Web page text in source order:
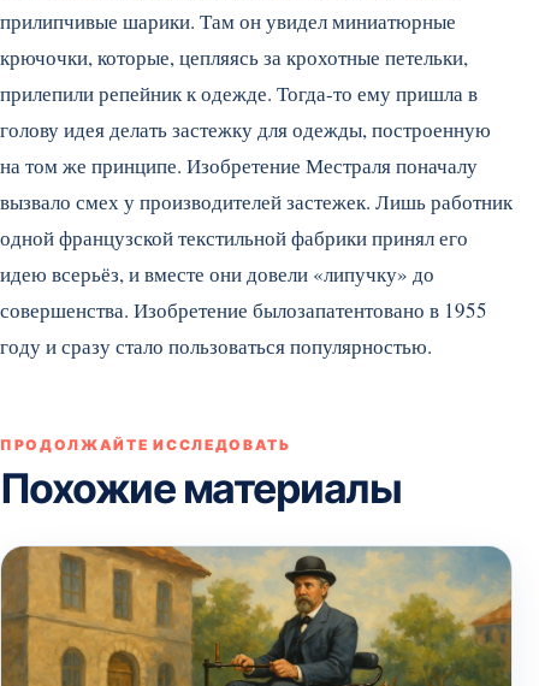
прилипчивые шарики. Там он увидел миниатюрные
крючочки, которые, цепляясь за крохотные петельки,
прилепили репейник к одежде. Тогда-то ему пришла в
голову идея делать застежку для одежды, построенную
на том же принципе. Изобретение Местраля поначалу
вызвало смех у производителей застежек. Лишь работник
одной французской текстильной фабрики принял его
идею всерьёз, и вместе они довели «липучку» до
совершенства. Изобретение былозапатентовано в 1955
году и сразу стало пользоваться популярностью.
ПРОДОЛЖАЙТЕ ИССЛЕДОВАТЬ
Похожие материалы